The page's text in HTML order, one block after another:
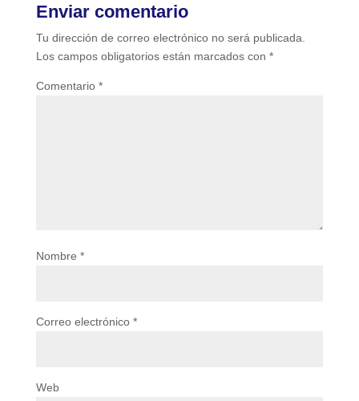
Enviar comentario
Tu dirección de correo electrónico no será publicada.
Los campos obligatorios están marcados con *
Comentario *
Nombre *
Correo electrónico *
Web